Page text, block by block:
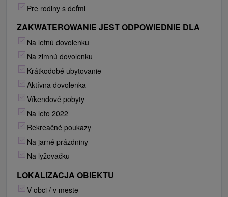
Pre rodiny s deťmi
ZAKWATEROWANIE JEST ODPOWIEDNIE DLA
Na letnú dovolenku
Na zimnú dovolenku
Krátkodobé ubytovanie
Aktívna dovolenka
Víkendové pobyty
Na leto 2022
Rekreačné poukazy
Na jarné prázdniny
Na lyžovačku
LOKALIZACJA OBIEKTU
V obci / v meste